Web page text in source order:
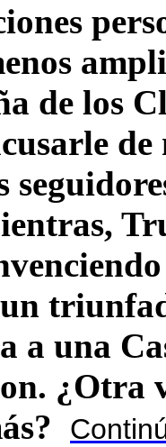
de los
a una
¿Otra